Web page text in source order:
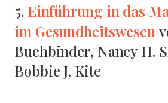
5. Einführung in das
im Gesundheitswesen
Buchbinder, Nancy H.
Bobbie J. Kite